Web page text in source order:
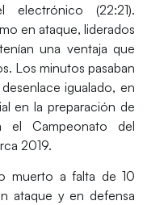
(22:21).
en ataque, liderados
una ventaja que
Los minutos pasaban
igualado, en
en la preparación de
el Campeonato del
2019.
muerto a falta de 10
ataque y en defensa